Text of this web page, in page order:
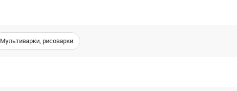
Мультиварки, рисоварки